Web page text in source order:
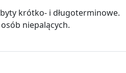
krótko- i długoterminowe.
niepalących.